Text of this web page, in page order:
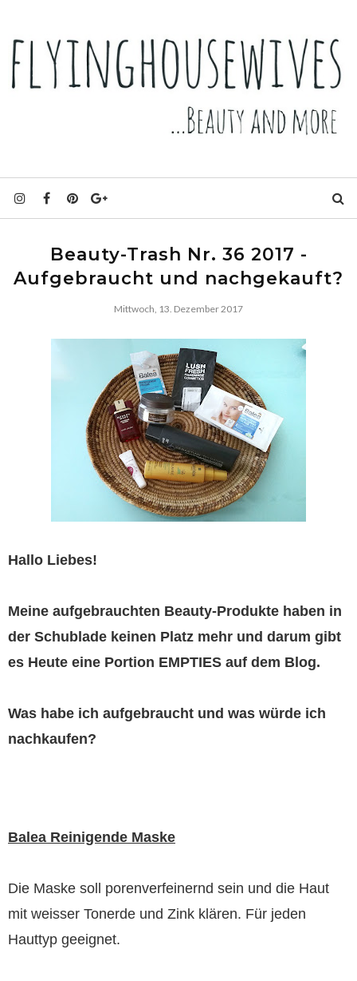
Beauty-Trash Nr. 36 2017 -
Aufgebraucht und nachgekauft?
Mittwoch, 13. Dezember 2017
Hallo Liebes!
Meine aufgebrauchten Beauty-Produkte haben in
der Schublade keinen Platz mehr und darum gibt
es Heute eine Portion EMPTIES auf dem Blog.
Was habe ich aufgebraucht und was würde ich
nachkaufen?
Balea Reinigende Maske
Die Maske soll porenverfeinernd sein und die Haut
mit weisser Tonerde und Zink klären. Für jeden
Hauttyp geeignet.